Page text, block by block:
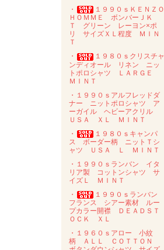
・
１９９０ｓＫＥＮＺＯ
ＨＯＭＭＥ ボンバーＪＫ
Ｔ グリーン レーヨン×ポ
リ サイズＸＬ程度 ＭＩＮ
Ｔ
・
１９８０ｓクリスチャ
ンディオール リネン ニッ
トポロシャツ ＬＡＲＧＥ
ＭＩＮＴ
・１９９０ｓアルフレッドダ
ナー ニットポロシャツ ア
ーガイル ヘビーアクリル
ＵＳＡ ＸＬ ＭＩＮＴ
・
１９８０ｓキャンパ
ス ボーダー柄 ニットＴシ
ャツ ＵＳＡ Ｌ ＭＩＮＴ
・１９９０ｓランバン イタ
リア製 コットンシャツ サ
イズＬ ＭＩＮＴ
・
１９９０ｓランバン
フランス シアー素材 ルー
プカラー開襟 ＤＥＡＤＳＴ
ＯＣＫ ＸＬ
・１９６０ｓアロー 小紋
柄 ＡＬＬ ＣＯＴＴＯＮ